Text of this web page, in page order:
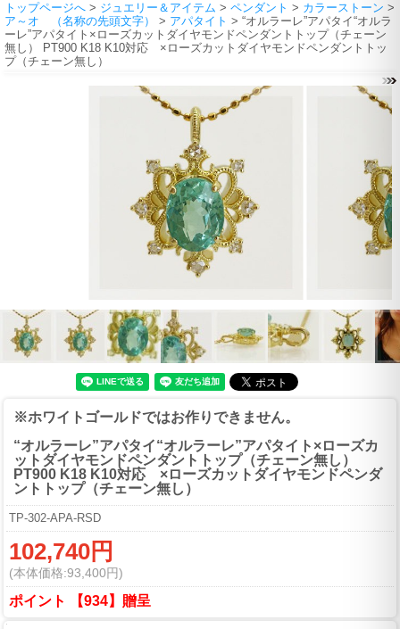
トップページへ > ジュエリー＆アイテム > ペンダント > カラーストーン >
ア～オ （名称の先頭文字）
> アパタイト > “オルラーレ”アパタイ“オルラ
ーレ”アパタイト×ローズカットダイヤモンドペンダントトップ（チェーン
無し） PT900 K18 K10対応 ×ローズカットダイヤモンドペンダントトッ
プ（チェーン無し）
※ホワイトゴールドではお作りできません。
“オルラーレ”アパタイ“オルラーレ”アパタイト×ローズカ
ットダイヤモンドペンダントトップ（チェーン無し）
PT900 K18 K10対応 ×ローズカットダイヤモンドペンダ
ントトップ（チェーン無し）
TP-302-APA-RSD
102,740円
(本体価格:93,400円)
ポイント 【934】贈呈